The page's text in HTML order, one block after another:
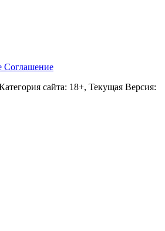
Соглашение
сайта: 18+, Текущая Версия: